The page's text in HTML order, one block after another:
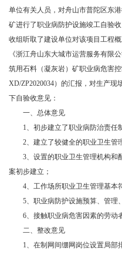
单位有关人员，对舟山市普陀区东
矿进行了职业病防护设施竣工自验
收组听取了建设单位对该项目工程
《浙江舟山东大城市运营服务有限
筑用石料（凝灰岩）矿职业病危害
XD/ZP2020034）的汇报，对生产
下自验收意见：
一、总体意见
1、初步建立了职业病防治责任
2、建立了较健全的职业卫生管
3、设置的职业卫生管理机构和
案初步建立；
4、工作场所职业卫生管理基本
5、职业病防护设施预算、管理
6、接触职业病危害因素的劳动
二、整改意见
1、在制网间绷网岗位设置局部